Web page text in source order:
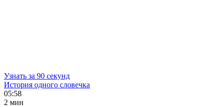
Узнать за 90 секунд
История одного словечка
05:58
2 мин